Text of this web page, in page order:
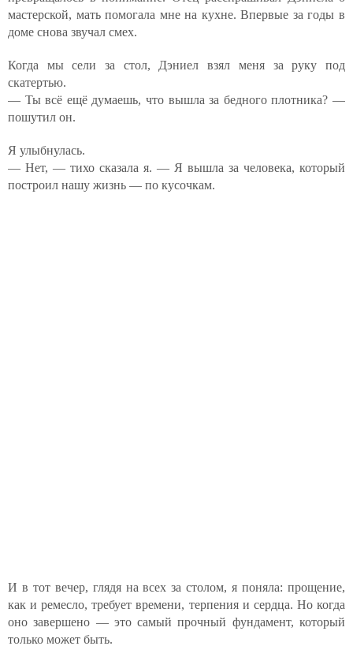
мастерской, мать помогала мне на кухне. Впервые за годы в
доме снова звучал смех.
Когда мы сели за стол, Дэниел взял меня за руку под
скатертью.
— Ты всё ещё думаешь, что вышла за бедного плотника? —
пошутил он.
Я улыбнулась.
— Нет, — тихо сказала я. — Я вышла за человека, который
построил нашу жизнь — по кусочкам.
И в тот вечер, глядя на всех за столом, я поняла: прощение,
как и ремесло, требует времени, терпения и сердца. Но когда
оно завершено — это самый прочный фундамент, который
только может быть.